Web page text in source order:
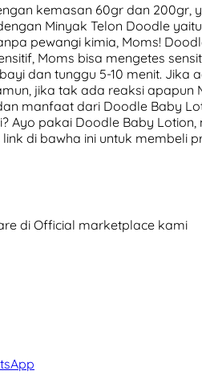
kemasan 60gr dan 200gr,
Minyak Telon Doodle
pewangi kimia, Moms!
Moms bisa mengetes
dan tunggu 5-10 menit. Jika
jika tak ada reaksi apapun
manfaat dari Doodle Baby
Ayo pakai Doodle Baby
di bawha ini untuk membeli
di Official marketplace kami